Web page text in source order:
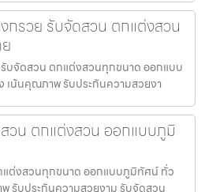
รวย รับจัดสวน ตกแต่งสวน
บจัดสวน ตกแต่งสวนทุกขนาด ออกแบบ
เน้นคุณภาพ รับประกันความสวยงา
วน ตกแต่งสวน ออกแบบภูมิ
ต่งสวนทุกขนาด ออกแบบภูมิทัศน์ ทั่ว
รับประกันความสวยงาม รับจัดสวน